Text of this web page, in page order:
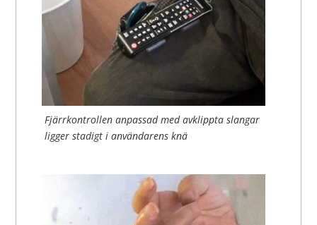
Fjärrkontrollen anpassad med avklippta slangar
ligger stadigt i användarens knä